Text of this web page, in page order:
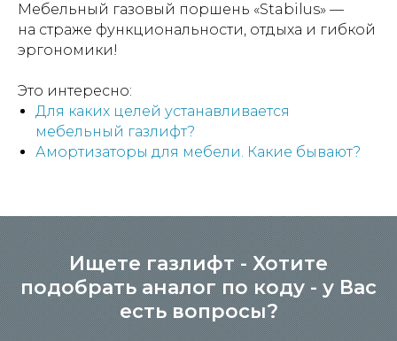
Мебельный газовый поршень «Stabilus» —
на страже функциональности, отдыха и гибкой
эргономики!
Это интересно:
Для каких целей устанавливается
мебельный газлифт?
Амортизаторы для мебели. Какие бывают?
Ищете газлифт - Хотите
подобрать аналог по коду - у Вас
есть вопросы?